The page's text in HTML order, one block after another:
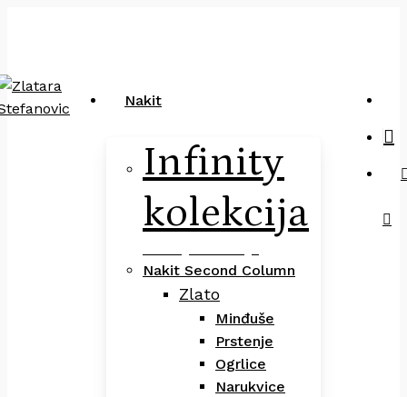
content
Nakit
Infinity
kolekcija
Nakit Second Column
Zlato
Minđuše
Prstenje
Ogrlice
Narukvice